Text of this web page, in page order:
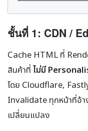
ชั้นที่ 1: CDN /
Cache HTML ที่
สินค้าที่ ไม่มี
โดย Cloudflare,
Invalidate ทุกหน้าที่อ้า
เปลี่ยนแปลง